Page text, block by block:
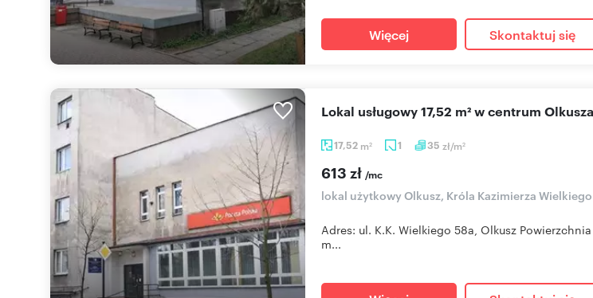
Więcej Skontaktuj się
17,52 m2 1 35 zł/m2
Lokal usługowy 17,52 m² w centrum
613 zł /mc
lokal użytkowy Olkusz, Króla Kazimierza Wielkiego
Adres: ul. K.K. Wielkiego 58a, Olkusz
m...